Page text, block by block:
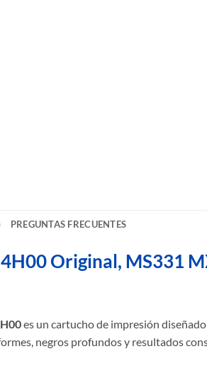
PREGUNTAS FRECUENTES
Original, MS331
es un cartucho de impresión
negros profundos y resultados